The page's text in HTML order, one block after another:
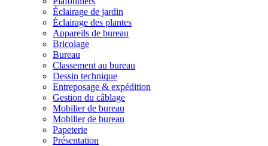
Éclairage de jardin
Éclairage des plantes
Appareils de bureau
Bricolage
Bureau
Classement au bureau
Dessin technique
Entreposage & expédition
Gestion du câblage
Mobilier de bureau
Mobilier de bureau
Papeterie
Présentation